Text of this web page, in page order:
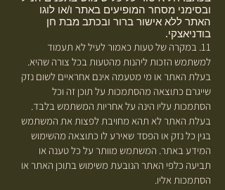
ובסימני מסחר המופיעים באתר ו/או לוגו
האתר ללא אישור ברור ובכתב מבת חן
בודניאצקי.
11. במקרה של טעות כאמור לעיל לא תעמוד
למשתמש הזכות ליהנות מהטעות בכל צורה שהיא.
בעלת האתר או מי מטעמה אינם אחראיים לשום נזק
שייגרם כתוצאה מהסתמכות על תוכן זה וכל
הסתמכות עליו הינה על אחריות המשתמש בלבד.
בעלת האתר לא תהא מחויבת לפצות את המשתמש
בגין כל נזק או הפסד שאירע לו כתוצאה מהשימוש
המידע באתר. המשתמש מוותר על כל טענה או
תביעה כלפי האתר הנובעת משימוש בתוכן האתר או
הסתמכות אליו.